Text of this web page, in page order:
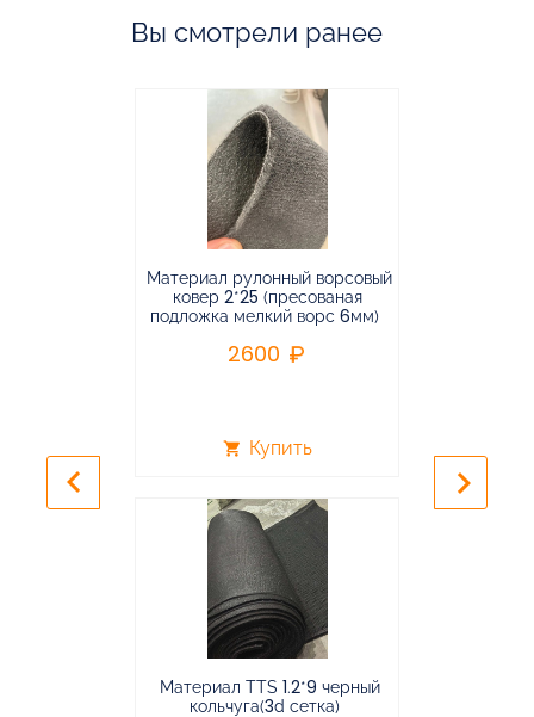
Вы смотрели ранее
Материал рулонный ворсовый
ковер 2*25 (пресованая
подложка мелкий ворс 6мм)
2600
shopping_cart Купить
Материал TTS 1.2*9 черный
кольчуга(3d сетка)
keyboard_arrow_left keyboard_arrow_right